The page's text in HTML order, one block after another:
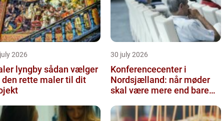
2026
lyngby sådan vælger
den rette maler til dit
30 july 2026
Konferencecenter i
Nordsjælland: når møder
skal være mere end bare